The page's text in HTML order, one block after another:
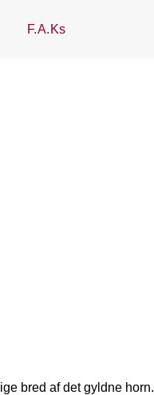
F.A.Ks
bred af det gyldne horn.